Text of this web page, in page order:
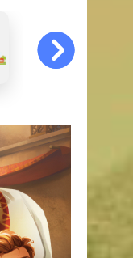
Спорт